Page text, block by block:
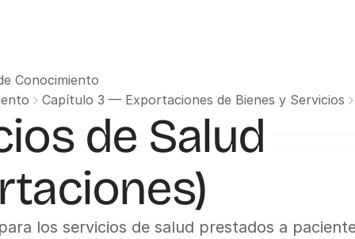
Conocimiento
Capítulo 3 — Exportaciones de Bienes y Servicios
de Salud
los servicios de salud prestados a